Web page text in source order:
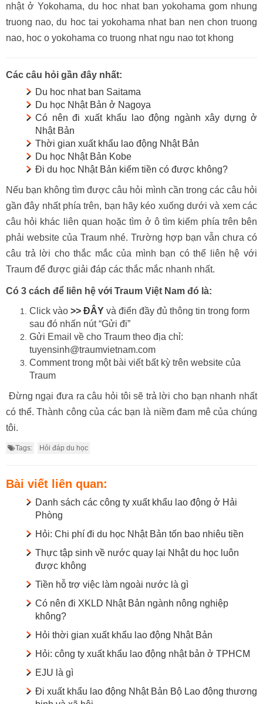
nhật ở Yokohama, du hoc nhat ban yokohama gom nhung
truong nao, du hoc tai yokohama nhat ban nen chon truong
nao, hoc o yokohama co truong nhat ngu nao tot khong
Các câu hỏi gần đây nhất:
Du hoc nhat ban Saitama
Du học Nhật Bản ở Nagoya
Có nên đi xuất khẩu lao động ngành xây dựng ở
Nhật Bản
Thời gian xuất khẩu lao động Nhật Bản
Du học Nhật Bản Kobe
Đi du học Nhật Bản kiếm tiền có được không?
Nếu bạn không tìm được câu hỏi mình cần trong các câu hỏi
gần đây nhất phía trên, bạn hãy kéo xuống dưới và xem các
câu hỏi khác liên quan hoặc tìm ở ô tìm kiếm phía trên bên
phải website của Traum nhé. Trường hợp bạn vẫn chưa có
câu trả lời cho thắc mắc của mình bạn có thể liên hệ với
Traum để được giải đáp các thắc mắc nhanh nhất.
Có 3 cách để liên hệ với Traum Việt Nam đó là:
Click vào >> ĐÂY và điển đầy đủ thông tin trong form
sau đó nhấn nút “Gửi đi”
Gửi Email về cho Traum theo địa chỉ:
tuyensinh@traumvietnam.com
Comment trong một bài viết bất kỳ trên website của
Traum
Đừng ngại đưa ra câu hỏi tôi sẽ trả lời cho bạn nhanh nhất
có thể. Thành công của các bạn là niềm đam mê của chúng
tôi.
Tags: Hỏi đáp du học
Bài viết liên quan:
Danh sách các công ty xuất khẩu lao động ở Hải
Phòng
Hỏi: Chi phí đi du học Nhật Bản tốn bao nhiêu tiền
Thực tập sinh về nước quay lại Nhật du học luôn
được không
Tiền hỗ trợ việc làm ngoài nước là gì
Có nên đi XKLD Nhật Bản ngành nông nghiệp
không?
Hỏi thời gian xuất khẩu lao động Nhật Bản
Hỏi: công ty xuất khẩu lao động nhật bản ở TPHCM
EJU là gì
Đi xuất khẩu lao động Nhật Bản Bộ Lao động thương